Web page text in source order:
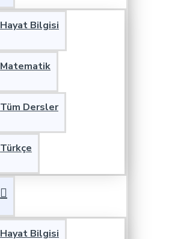
Hayat Bilgisi
Matematik
Tüm Dersler
Türkçe
Hayat Bilgisi